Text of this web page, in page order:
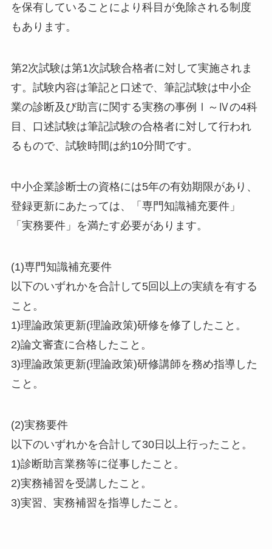
を保有していることにより科目が免除される制度
もあります。
第2次試験は第1次試験合格者に対して実施されま
す。試験内容は筆記と口述で、筆記試験は中小企
業の診断及び助言に関する実務の事例Ⅰ～Ⅳの4科
目、口述試験は筆記試験の合格者に対して行われ
るもので、試験時間は約10分間です。
中小企業診断士の資格には5年の有効期限があり、
登録更新にあたっては、「専門知識補充要件」
「実務要件」を満たす必要があります。
(1)専門知識補充要件
以下のいずれかを合計して5回以上の実績を有する
こと。
1)理論政策更新(理論政策)研修を修了したこと。
2)論文審査に合格したこと。
3)理論政策更新(理論政策)研修講師を務め指導した
こと。
(2)実務要件
以下のいずれかを合計して30日以上行ったこと。
1)診断助言業務等に従事したこと。
2)実務補習を受講したこと。
3)実習、実務補習を指導したこと。